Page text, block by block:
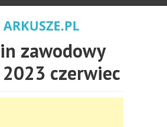
zawodowy
2023 czerwiec